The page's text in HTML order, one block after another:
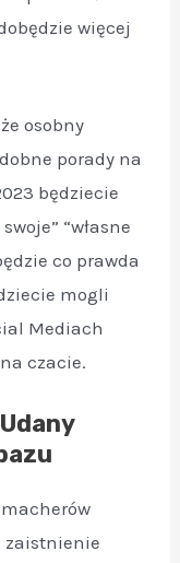
więcej
osobny
porady na
będziecie
“własne
co prawda
mogli
Mediach
czacie.
zaistnienie